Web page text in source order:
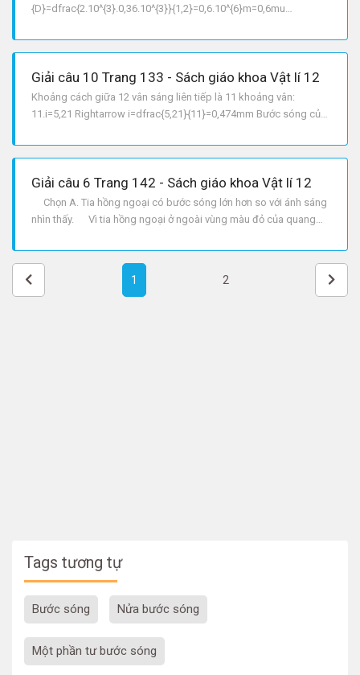
Tags tương tự
bước sóng nửa bước sóng
một phần tư bước sóng
{D}=dfrac{2.10^{3}.0,36.10^{3}}{1,2}=0,6.10^{6}m=0,6mu
{0,6.10^{6}}=5.10^{14}Hz
Giải câu 10 Trang 133 - Sách giáo khoa Vật lí 12
Khoảng cách giữa 12 vân sáng liên tiếp là 11 khoảng vân:
11.i=5,21 Rightarrow i=dfrac{5,21}{11}=0,474mm Bước sóng của
{1,24}=5,96.10^{4}mm=596nm.
Giải câu 6 Trang 142 - Sách giáo khoa Vật lí 12
Chọn A. Tia hồng ngoại có bước sóng lớn hơn so với ánh sáng
nhìn thấy. Vì tia hồng ngoại ở ngoài vùng màu đỏ của quang
bước sóng của ánh sáng nhìn thấy.
1 2